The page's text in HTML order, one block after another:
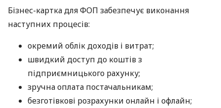
Бізнес-картка для ФОП забезпечує виконання
наступних процесів:
окремий облік доходів і витрат;
швидкий доступ до коштів з
підприємницького рахунку;
зручна оплата постачальникам;
безготівкові розрахунки онлайн і офлайн;